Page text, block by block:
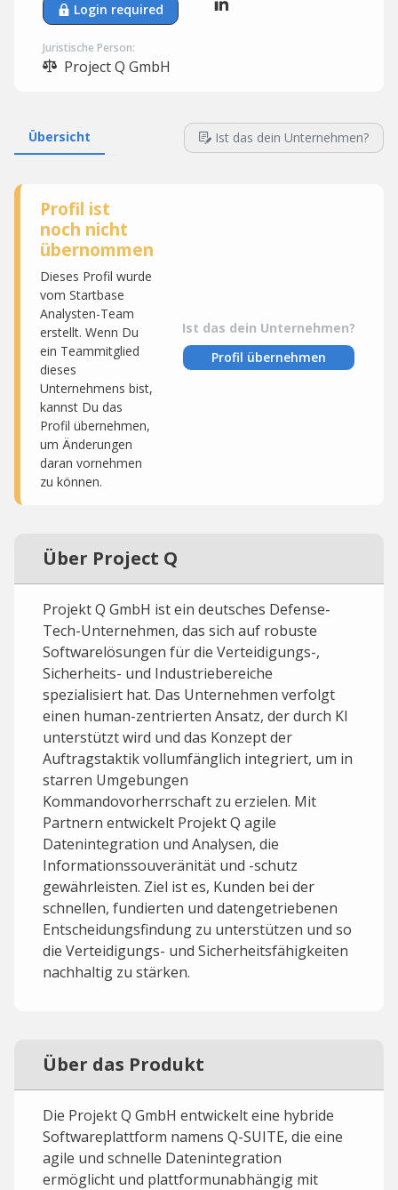
Login required
Juristische Person:
Project Q GmbH
Übersicht Ist das dein Unternehmen?
Profil ist
noch nicht
übernommen
Dieses Profil wurde
vom Startbase
Analysten-Team
erstellt. Wenn Du
ein Teammitglied
dieses
Unternehmens bist,
kannst Du das
Profil übernehmen,
um Änderungen
daran vornehmen
zu können.
Ist das dein Unternehmen?
Profil übernehmen
Über Project Q
Projekt Q GmbH ist ein deutsches Defense-
Tech-Unternehmen, das sich auf robuste
Softwarelösungen für die Verteidigungs-,
Sicherheits- und Industriebereiche
spezialisiert hat. Das Unternehmen verfolgt
einen human-zentrierten Ansatz, der durch KI
unterstützt wird und das Konzept der
Auftragstaktik vollumfänglich integriert, um in
starren Umgebungen
Kommandovorherrschaft zu erzielen. Mit
Partnern entwickelt Projekt Q agile
Datenintegration und Analysen, die
Informationssouveränität und -schutz
gewährleisten. Ziel ist es, Kunden bei der
schnellen, fundierten und datengetriebenen
Entscheidungsfindung zu unterstützen und so
die Verteidigungs- und Sicherheitsfähigkeiten
nachhaltig zu stärken.
Über das Produkt
Die Projekt Q GmbH entwickelt eine hybride
Softwareplattform namens Q-SUITE, die eine
agile und schnelle Datenintegration
ermöglicht und plattformunabhängig mit